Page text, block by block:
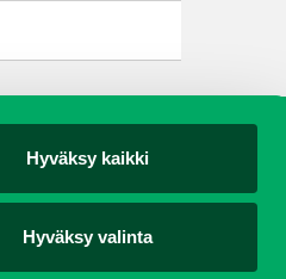
Hyväksy kaikki
Hyväksy valinta